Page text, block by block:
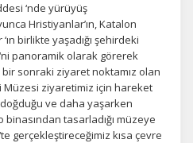
Kaydet
‘nde yürüyüş
Hristiyanlar’ın, Katalon
birlikte yaşadığı şehirdeki
panoramik olarak görerek
sonraki ziyaret noktamız olan
Müzesi ziyaretimiz için hareket
ve daha yaşarken
tasarladığı müzeye
gerçekleştireceğimiz kısa çevre